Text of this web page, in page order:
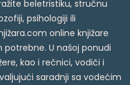
beletristiku, stručnu
psihologiji ili
online knjižare
U našoj ponudi
kao i rečnici, vodiči i
saradnji sa vodećim